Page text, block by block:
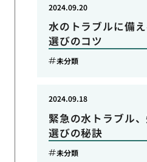
水のトラブルに備
選びのコツ
2024.09.20
未分類
緊急の水トラブル
選びの秘訣
2024.09.18
未分類